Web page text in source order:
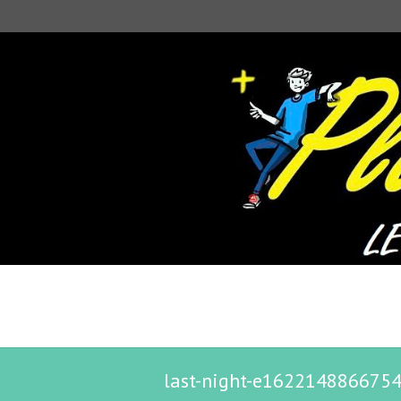
last-night-e1622148866754